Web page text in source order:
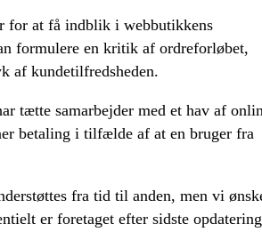
for at få indblik i webbutikkens
formulere en kritik af ordreforløbet,
af kundetilfredsheden.
tætte samarbejder med et hav af
betaling i tilfælde af at en bruger fra
fra tid til anden, men vi
er foretaget efter sidste opdatering